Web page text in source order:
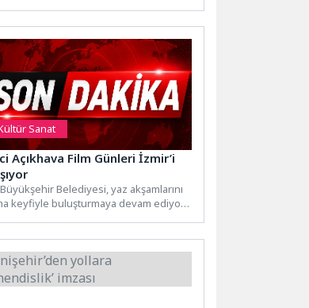
Sanat
Açıkhava Film Günleri İzmir’i
Belediyesi, yaz akşamlarını
keyfiyle buluşturmaya devam ediyor.